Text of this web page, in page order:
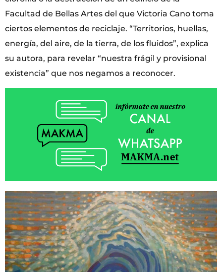
Facultad de Bellas Artes del que Victoria Cano toma
ciertos elementos de reciclaje. “Territorios, huellas,
energía, del aire, de la tierra, de los fluidos”, explica
su autora, para revelar “nuestra frágil y provisional
existencia” que nos negamos a reconocer.